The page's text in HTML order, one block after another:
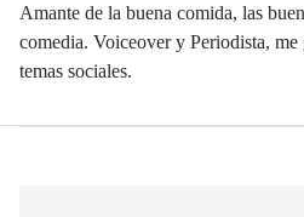
Amante de la buena comida, las
comedia. Voiceover y Periodista,
temas sociales.